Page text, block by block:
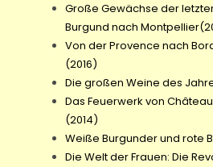
Große Gewächse der
Burgund nach
Von der Provence nach
(2016)
Die großen Weine des
Das Feuerwerk von
(2014)
Weiße Burgunder und rote
Die Welt der Frauen: Die